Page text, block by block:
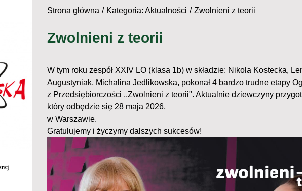
Strona główna Kategoria: Aktualności Zwolnieni z teorii
Zwolnieni z teorii
W tym roku zespół XXIV LO (klasa 1b) w składzie: Nikola Kostecka,
Augustyniak, Michalina Jedlikowska, pokonał 4 bardzo trudne etapy
z Przedsiębiorczości ,,Zwolnieni z teorii". Aktualnie dziewczyny
który odbędzie się 28 maja 2026,
w Warszawie.
Gratulujemy i życzymy dalszych sukcesów!